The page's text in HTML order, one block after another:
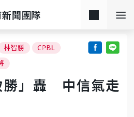
聞團隊
林智勝
CPBL
勝」轟 中信氣走